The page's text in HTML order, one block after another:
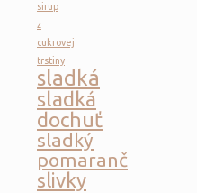
sirup
z
cukrovej
trstiny
sladká
sladká
dochuť
sladký
pomaranč
slivky